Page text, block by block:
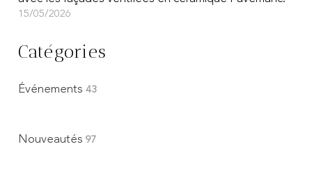
15/05/2026
Catégories
Événements 43
Nouveautés 97